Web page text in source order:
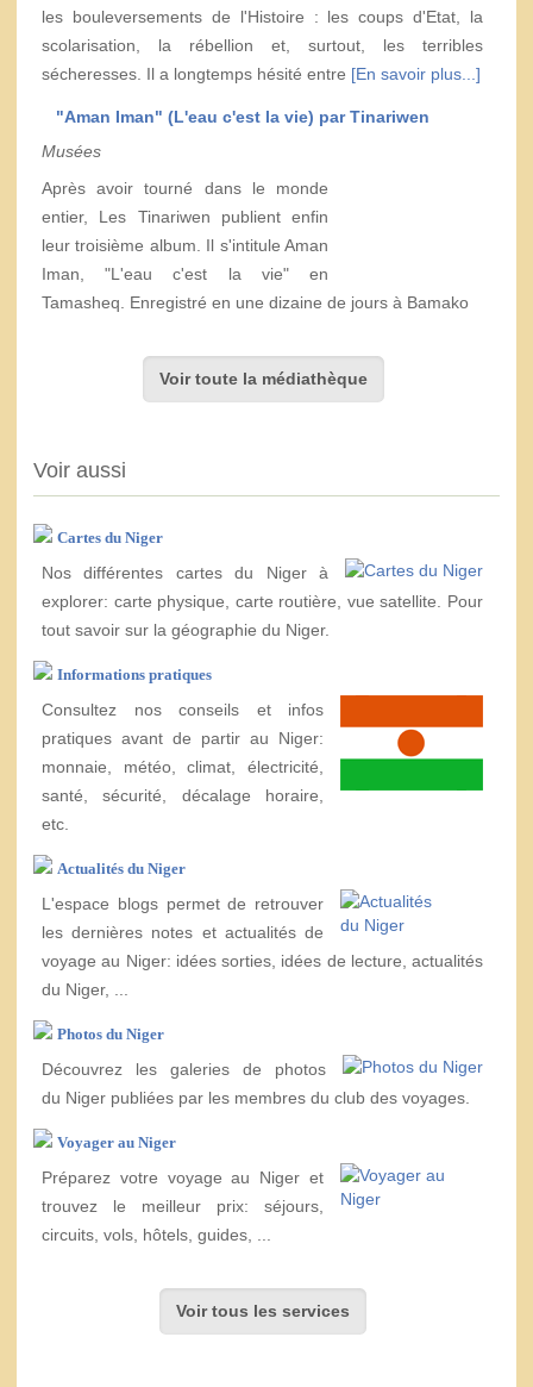
les bouleversements de l'Histoire : les coups d'Etat, la
scolarisation, la rébellion et, surtout, les terribles
sécheresses. Il a longtemps hésité entre [En savoir plus...]
"Aman Iman" (L'eau c'est la vie) par Tinariwen
Musées
Après avoir tourné dans le monde
entier, Les Tinariwen publient enfin
leur troisième album. Il s'intitule Aman
Iman, "L'eau c'est la vie" en
Tamasheq. Enregistré en une dizaine de jours à Bamako
Voir toute la médiathèque
Voir aussi
Cartes du Niger
Nos différentes cartes du Niger à
explorer: carte physique, carte routière, vue satellite. Pour
tout savoir sur la géographie du Niger.
Informations pratiques
Consultez nos conseils et infos
pratiques avant de partir au Niger:
monnaie, météo, climat, électricité,
santé, sécurité, décalage horaire,
etc.
Actualités du Niger
L'espace blogs permet de retrouver
les dernières notes et actualités de
voyage au Niger: idées sorties, idées de lecture, actualités
du Niger, ...
Photos du Niger
Découvrez les galeries de photos
du Niger publiées par les membres du club des voyages.
Voyager au Niger
Préparez votre voyage au Niger et
trouvez le meilleur prix: séjours,
circuits, vols, hôtels, guides, ...
Voir tous les services